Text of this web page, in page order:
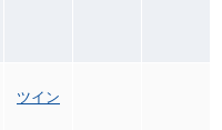
ツイン